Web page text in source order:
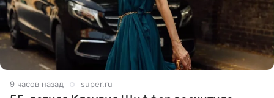
9 часов назад super.ru